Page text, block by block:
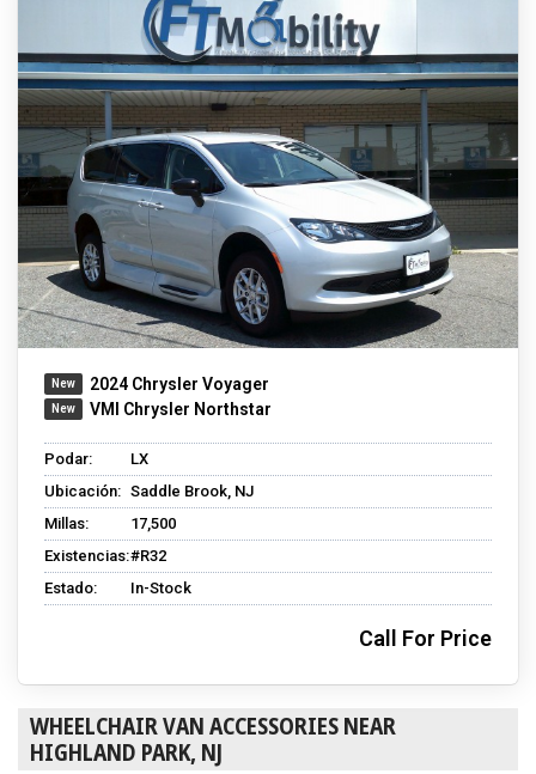
2024 Chrysler Voyager
VMI Chrysler Northstar
Podar:
LX
Ubicación: Saddle Brook, NJ
Millas:
17,500
Existencias:#R32
Estado:
In-Stock
Call For Price
WHEELCHAIR VAN ACCESSORIES NEAR
HIGHLAND PARK, NJ